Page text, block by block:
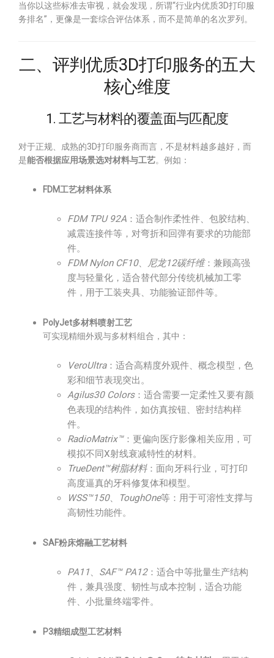
当你以这些标准去审视，就会发现，所谓“行业内优质3D打印服
务排名”，更像是一套综合评估体系，而不是简单的名次罗列。
二、评判优质3D打印服务的五大
核心维度
1. 工艺与材料的覆盖面与匹配度
对于正规、成熟的3D打印服务商而言，不是材料越多越好，而
是能否根据应用场景选对材料与工艺。例如：
FDM工艺材料体系
FDM TPU 92A ：适合制作柔性件、包胶结构、
减震连接件等，对弯折和回弹有要求的功能部
件。
FDM Nylon CF10、 尼龙12碳纤维：兼顾高强
度与轻量化，适合替代部分传统机械加工零
件，用于工装夹具、功能验证部件等。
PolyJet多材料喷射工艺
可实现精细外观与多材料组合，其中：
VeroUltra：适合高精度外观件、概念模型，色
彩和细节表现突出。
Agilus30 Colors：适合需要一定柔性又要有颜
色表现的结构件，如仿真按钮、密封结构样
件。
RadioMatrix™：更偏向医疗影像相关应用，可
模拟不同X射线衰减特性的材料。
TrueDent™树脂材料：面向牙科行业，可打印
高度逼真的牙科修复体和模型。
WSS™150、 ToughOne等：用于可溶性支撑与
高韧性功能件。
SAF粉床熔融工艺材料
PA11、 SAF™ PA12：适合中等批量生产结构
件，兼具强度、韧性与成本控制，适合功能
件、小批量终端零件。
P3精细成型工艺材料